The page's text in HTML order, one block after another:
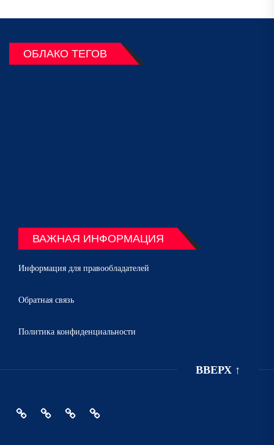
ОБЛАКО ТЕГОВ
ВАЖНАЯ ИНФОРМАЦИЯ
Информация для правообладателей
Обратная связь
Политика конфиденциальности
ВВЕРХ ↑
ГлавнаяПолитикаИнформация
Обратная